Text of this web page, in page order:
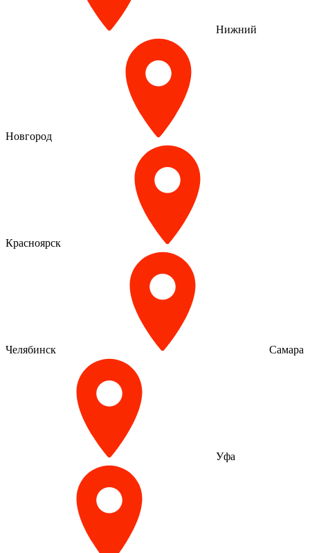
Нижний
Новгород
Красноярск
Челябинск Самара
Уфа